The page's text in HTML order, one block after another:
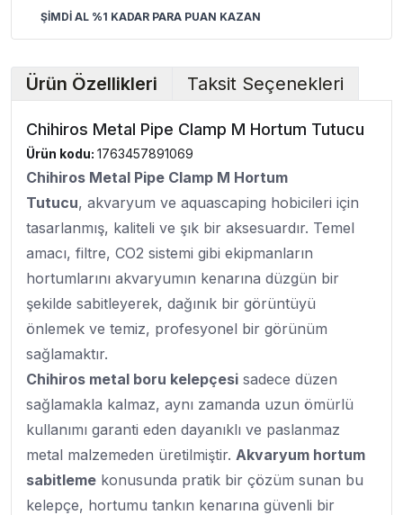
ŞİMDİ AL %1 KADAR PARA PUAN KAZAN
Ürün Özellikleri Taksit Seçenekleri
Chihiros Metal Pipe Clamp M Hortum Tutucu
Ürün kodu: 1763457891069
Chihiros Metal Pipe Clamp M Hortum
Tutucu, akvaryum ve aquascaping hobicileri için
tasarlanmış, kaliteli ve şık bir aksesuardır. Temel
amacı, filtre, CO2 sistemi gibi ekipmanların
hortumlarını akvaryumın kenarına düzgün bir
şekilde sabitleyerek, dağınık bir görüntüyü
önlemek ve temiz, profesyonel bir görünüm
sağlamaktır.
Chihiros metal boru kelepçesi sadece düzen
sağlamakla kalmaz, aynı zamanda uzun ömürlü
kullanımı garanti eden dayanıklı ve paslanmaz
metal malzemeden üretilmiştir. Akvaryum hortum
sabitleme konusunda pratik bir çözüm sunan bu
kelepçe, hortumu tankın kenarına güvenli bir